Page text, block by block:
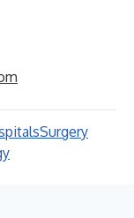
Surgery